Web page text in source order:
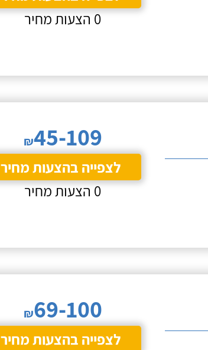
0 הצעות מחיר
₪45-109
לצפייה בהצעות מחיר
0 הצעות מחיר
₪69-100
לצפייה בהצעות מחיר